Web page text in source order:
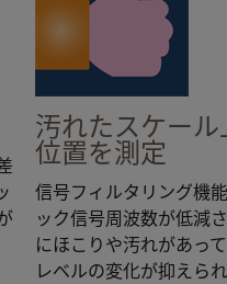
汚れたスケー
位置を測定
信号フィルタリング機
ック信号周波数が低減
にほこりや汚れがあっ
レベルの変化が抑えられ